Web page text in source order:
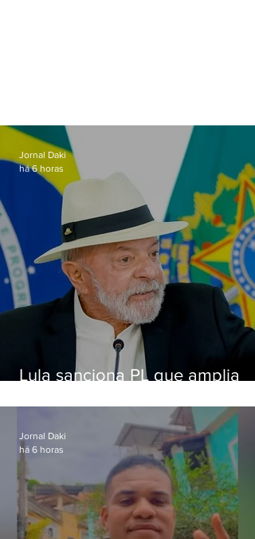
Lula sanciona PL que amplia
crianças
Jornal Daki
há 6 horas
Jornal Daki
há 6 horas